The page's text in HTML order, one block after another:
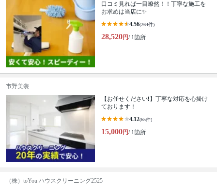
口コミ見れば一目瞭然！！丁寧な施工を
お求めは当店に✨
4.56(264件)
28,520円/ 1箇所
市野美装
【お任せください❗️】丁寧な対応を心掛け
ております！
4.12(65件)
15,000円/ 1箇所
（株）toYou ハウスクリーニング2525